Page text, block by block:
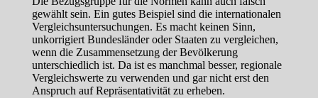
gewählt sein. Ein gutes Beispiel sind die internationalen
Vergleichsuntersuchungen. Es macht keinen Sinn,
unkorrigiert Bundesländer oder Staaten zu vergleichen,
wenn die Zusammensetzung der Bevölkerung
unterschiedlich ist. Da ist es manchmal besser, regionale
Vergleichswerte zu verwenden und gar nicht erst den
Anspruch auf Repräsentativität zu erheben.